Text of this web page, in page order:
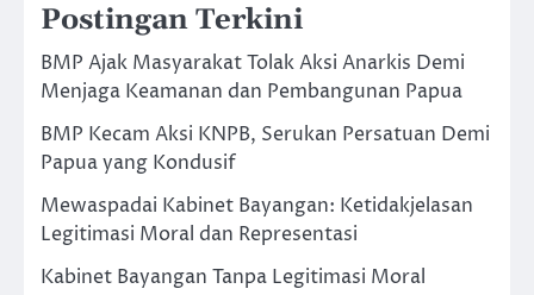
Postingan Terkini
BMP Ajak Masyarakat Tolak Aksi Anarkis Demi
Menjaga Keamanan dan Pembangunan Papua
BMP Kecam Aksi KNPB, Serukan Persatuan Demi
Papua yang Kondusif
Mewaspadai Kabinet Bayangan: Ketidakjelasan
Legitimasi Moral dan Representasi
Kabinet Bayangan Tanpa Legitimasi Moral